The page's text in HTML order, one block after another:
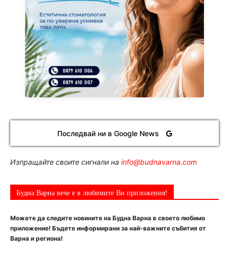
Последвай ни в Google News
Изпращайте своите сигнали на info@budnavarna.com
Будна Варна вече е в любимите Ви приложения!
Можете да следите новините на Будна Варна в своето любимо
приложение! Бъдете информирани за най-важните събития от
Варна и региона!